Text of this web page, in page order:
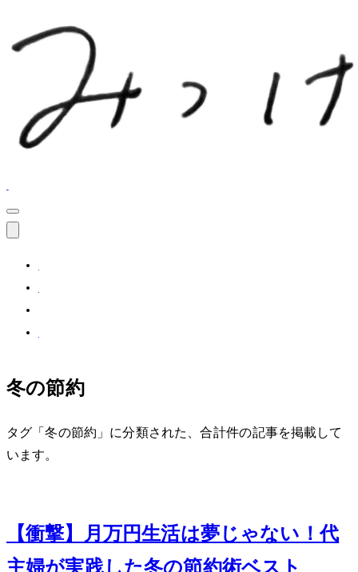
冬の節約
タグ「冬の節約」に分類された、合計 1 件の記事を掲載して
います。
【衝撃】月5万円生活は夢じゃない！40代